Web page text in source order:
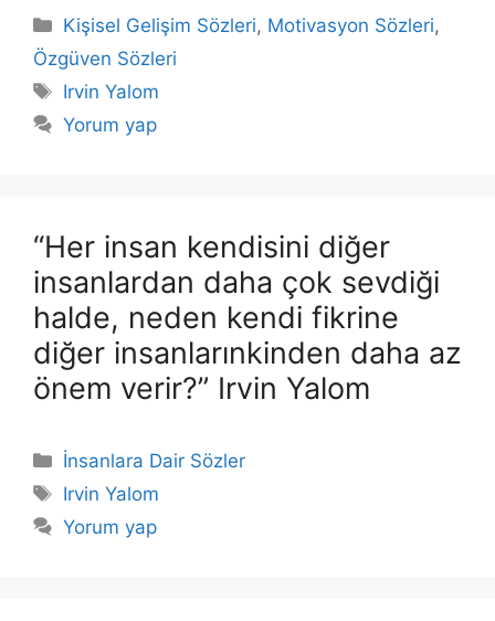
Kategoriler
Kişisel Gelişim Sözleri, Motivasyon Sözleri,
Özgüven Sözleri
Etiketler
Irvin Yalom
Yorum yap
“Her insan kendisini diğer
insanlardan daha çok sevdiği
halde, neden kendi fikrine
diğer insanlarınkinden daha az
önem verir?” Irvin Yalom
Kategoriler
İnsanlara Dair Sözler
Etiketler
Irvin Yalom
Yorum yap